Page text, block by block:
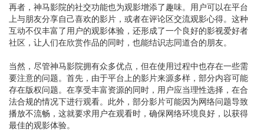
再者，神马影院的社交功能也为观影增添了趣味。用户可以在平台
上与朋友分享自己喜欢的影片，或者在评论区交流观影心得。这种
互动不仅丰富了用户的观影体验，还形成了一个良好的影视爱好者
社区，让人们在欣赏作品的同时，也能结识志同道合的朋友。
当然，尽管神马影院拥有众多优点，但在使用过程中也存在一些需
要注意的问题。首先，由于平台上的影片来源多样，部分内容可能
存在版权问题。在享受丰富资源的同时，用户应当理性选择，在合
法合规的情况下进行观看。此外，部分影片可能因为网络问题导致
播放不流畅，这就要求用户在观看时，确保网络环境良好，以获得
最佳的观影体验。